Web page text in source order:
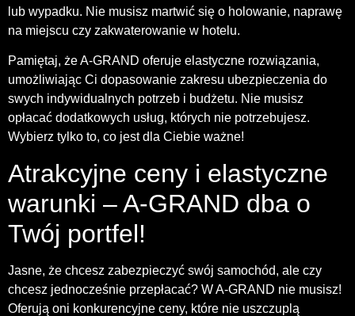
lub wypadku. Nie musisz martwić się o holowanie, naprawę
na miejscu czy zakwaterowanie w hotelu.
Pamiętaj, że A-GRAND oferuje elastyczne rozwiązania,
umożliwiając Ci dopasowanie zakresu ubezpieczenia do
swych indywidualnych potrzeb i budżetu. Nie musisz
opłacać dodatkowych usług, których nie potrzebujesz.
Wybierz tylko to, co jest dla Ciebie ważne!
Atrakcyjne ceny i elastyczne
warunki – A-GRAND dba o
Twój portfel!
Jasne, że chcesz zabezpieczyć swój samochód, ale czy
chcesz jednocześnie przepłacać? W A-GRAND nie musisz!
Oferują oni konkurencyjne ceny, które nie uszczuplą